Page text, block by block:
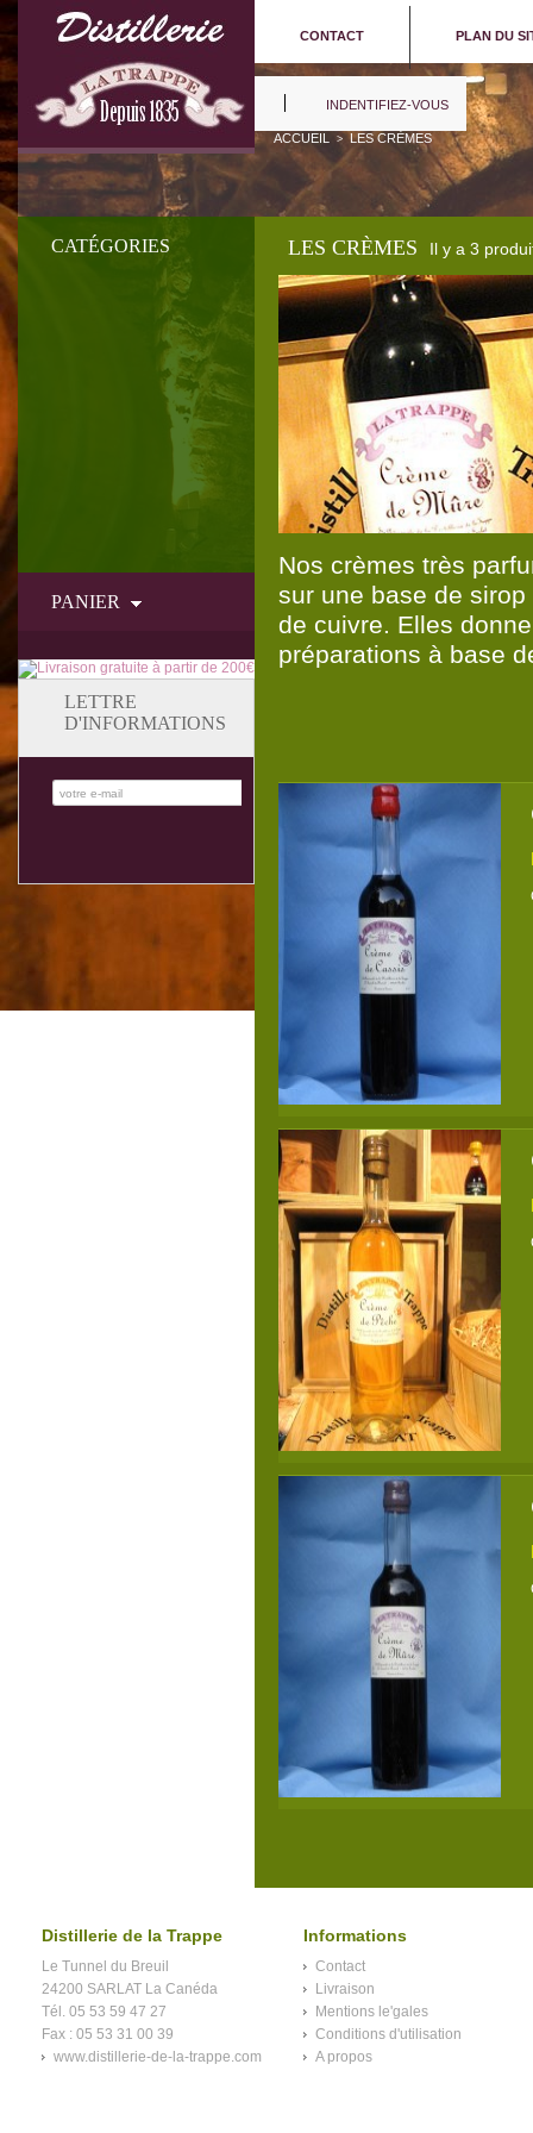
INDENTIFIEZ-VOUS
CONTACT PLAN DU
CATÉGORIES
PANIER
LETTRE
D'INFORMATIONS
ACCUEIL > LES CRÈMES
LES CRÈMES Il y a 3
Nos crèmes très
sur une base de
de cuivre. Elles
préparations à base
Distillerie de la Trappe
Le Tunnel du Breuil
24200 SARLAT La Canéda
Tél. 05 53 59 47 27
Fax : 05 53 31 00 39
www.distillerie-de-la-trappe.com
Informations
Contact
Livraison
Mentions le'gales
Conditions d'utilisation
A propos